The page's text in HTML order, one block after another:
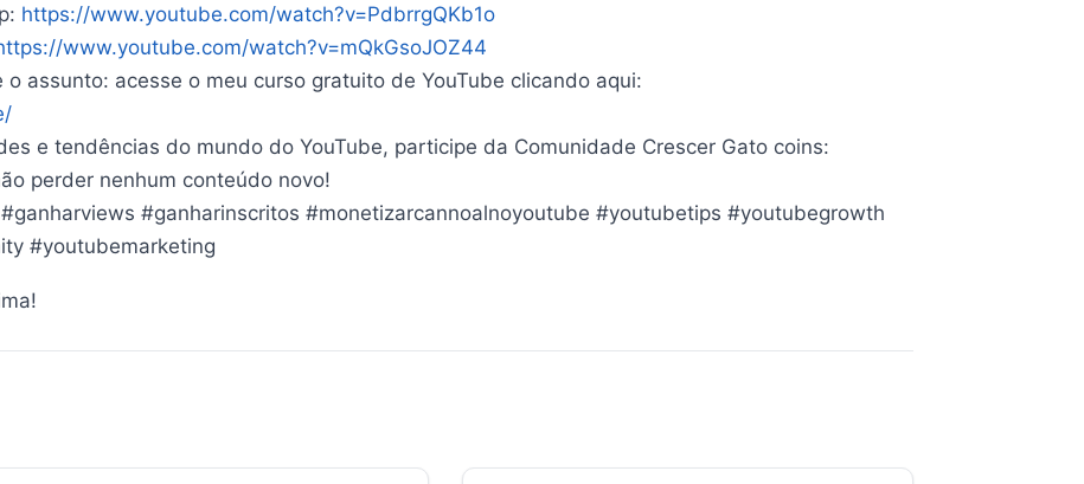
https://www.youtube.com/watch?v=PdbrrgQKb1o
www.youtube.com/watch?v=mQkGsoJOZ44
assunto: acesse o meu curso gratuito de YouTube clicando aqui:
e tendências do mundo do YouTube, participe da Comunidade Crescer Gato coins:
perder nenhum conteúdo novo!
#ganharinscritos #monetizarcannoalnoyoutube #youtubetips #youtubegrowth
#youtubemarketing